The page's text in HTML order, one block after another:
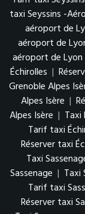
taxi Seyssins -
aéroport de
aéroport de
aéroport de Lyon
Échirolles |
Grenoble Alpes
Alpes Isère |
Alpes Isère |
Tarif taxi
Réserver taxi
Taxi
Sassenage | Taxi
Tarif taxi
Réserver taxi